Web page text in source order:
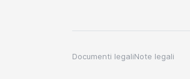
Documenti legaliNote legali